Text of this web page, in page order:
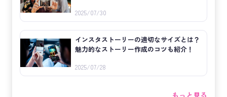
2025/07/30
インスタストーリーの適切なサイズとは？
魅力的なストーリー作成のコツも紹介！
2025/07/28
もっと見る